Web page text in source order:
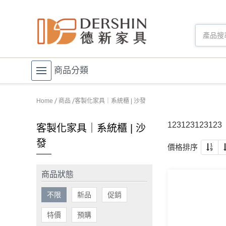
商品分類
Home 商品 客製化家具｜系統櫃 | 沙發
客製化家具｜系統櫃 | 沙
發
商品狀態
不限 新品 促銷
特價 預購
123123123123
價格排序